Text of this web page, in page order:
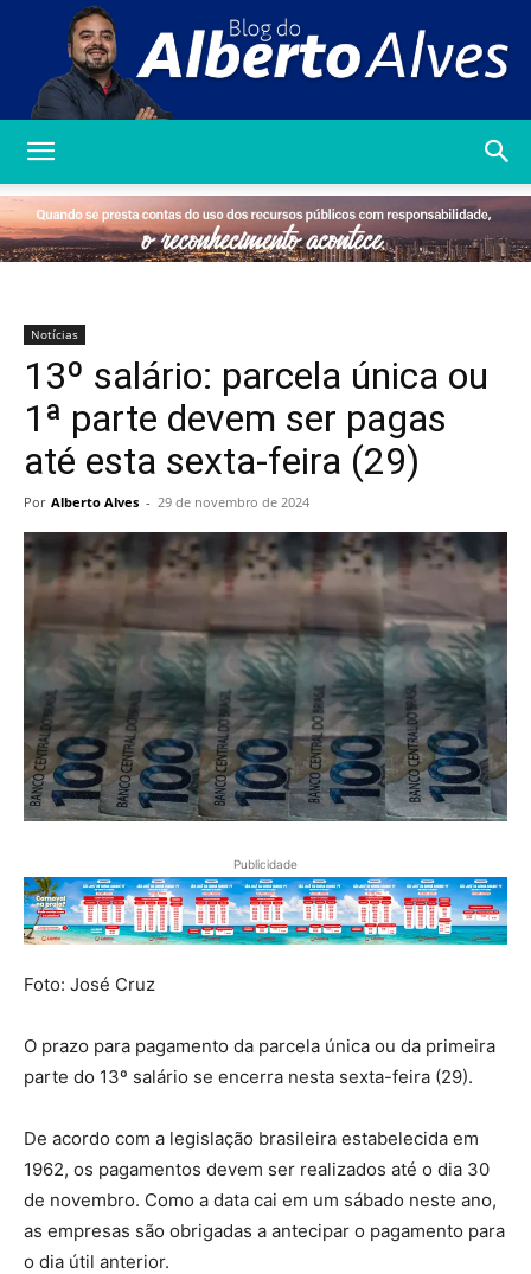
Alberto
Notícias
13º salário: parcela única ou
1ª parte devem ser pagas
até esta sexta-feira (29)
Por Alberto Alves - 29 de novembro de 2024
Publicidade
Foto: José Cruz
O prazo para pagamento da parcela única ou da primeira
parte do 13º salário se encerra nesta sexta-feira (29).
De acordo com a legislação brasileira estabelecida em
1962, os pagamentos devem ser realizados até o dia 30
de novembro. Como a data cai em um sábado neste ano,
as empresas são obrigadas a antecipar o pagamento para
o dia útil anterior.